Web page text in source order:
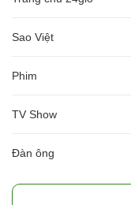
Sao Việt
Phim
TV Show
Đàn ông